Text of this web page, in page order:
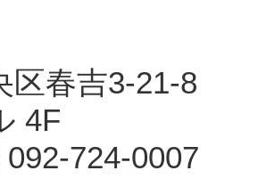
区春吉3-21-8
4F
724-0007